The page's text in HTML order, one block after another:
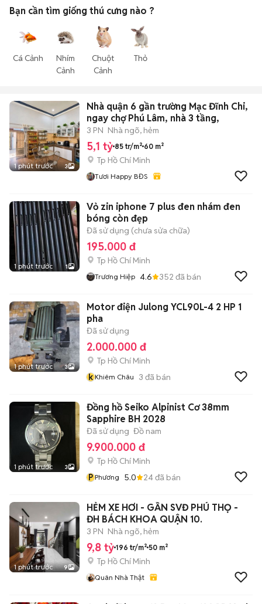
Bạn cần tìm giống thú cưng nào ?
Cá Cảnh
Nhím
Cảnh
Chuột
Cảnh
Thỏ
1 phút trước 3
Nhà quận 6 gần trường Mạc Đĩnh Chi,
ngay chợ Phú Lâm, nhà 3 tầng,
3 PN Nhà ngõ, hẻm
5,1 tỷ 85 tr/m² 60 m²
Tp Hồ Chí Minh
Tươi Happy BĐS
1 phút trước 1
Vỏ zin iphone 7 plus đen nhám đen
bóng còn đẹp
Đã sử dụng (chưa sửa chữa)
195.000 đ
Tp Hồ Chí Minh
Trương Hiệp 4.6 352 đã bán
1 phút trước 3
Motor điện Julong YCL90L-4 2 HP 1
pha
Đã sử dụng
2.000.000 đ
Tp Hồ Chí Minh
k Khiêm Châu 3 đã bán
1 phút trước 3
Đồng hồ Seiko Alpinist Cơ 38mm
Sapphire BH 2028
Đã sử dụng Đồ nam
9.900.000 đ
Tp Hồ Chí Minh
P Phương 5.0 24đã bán
1 phút trước 9
HẺM XE HƠI - GẦN SVĐ PHÚ THỌ -
ĐH BÁCH KHOA QUẬN 10.
3 PN Nhà ngõ, hẻm
9,8 tỷ 196 tr/m² 50 m²
Tp Hồ Chí Minh
Quân Nhà Thật